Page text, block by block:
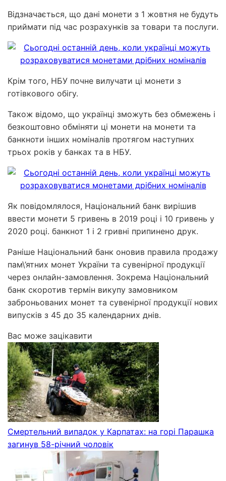
Відзначається, що дані монети з 1 жовтня не будуть
приймати під час розрахунків за товари та послуги.
Крім того, НБУ почне вилучати ці монети з
готівкового обігу.
Також відомо, що українці зможуть без обмежень і
безкоштовно обміняти ці монети на монети та
банкноти інших номіналів протягом наступних
трьох років у банках та в НБУ.
Як повідомлялося, Національний банк вирішив
ввести монети 5 гривень в 2019 році і 10 гривень у
2020 році. банкнот 1 і 2 гривні припинено друк.
Раніше Національний банк оновив правила продажу
пам\’ятних монет України та сувенірної продукції
через онлайн-замовлення. Зокрема Національний
банк скоротив термін викупу замовником
заброньованих монет та сувенірної продукції нових
випусків з 45 до 35 календарних днів.
Вас може зацікавити
Смертельний випадок у Карпатах: на горі Парашка
загинув 58-річний чоловік